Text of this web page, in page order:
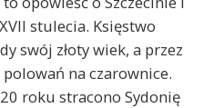
stulecia. Księstwo
swój złoty wiek, a przez
polowań na czarownice.
roku stracono Sydonię